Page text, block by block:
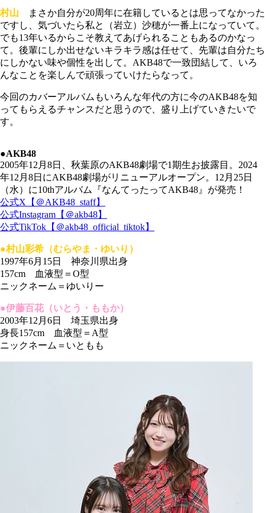
村山 まさか自分が20周年に在籍しているとは思ってなかった
ですし、気づいたら私と（岩立）沙穂が一番上になっていて。
でも13年いるからこそ教えてあげられることもあるのかなっ
て。後輩にしか出せないキラキラ感は任せて、先輩は自分たち
にしかない味や個性を出して。AKB48で一致団結して、いろ
んなことを楽しんで頑張っていけたらなって。
今回のカバーアルバムもいろんな年代の方に今のAKB48を知
ってもらえるチャンスだと思うので、盛り上げていきたいで
す。
●AKB48
2005年12月8日、秋葉原のAKB48劇場で1期生お披露目。2024
年12月8日にAKB48劇場がリニューアルオープン。12月25日
（水）に10thアルバム『なんてったってAKB48』が発売！
公式X【＠AKB48_staff】
公式Instagram【＠akb48】
公式TikTok【＠akb48_official_tiktok】
●村山彩希（むらやま・ゆいり）
1997年6月15日 神奈川県出身
157cm 血液型＝O型
ニックネーム＝ゆいりー
●伊藤百花（いとう・ももか）
2003年12月6日 埼玉県出身
身長157cm 血液型＝A型
ニックネーム＝いともも